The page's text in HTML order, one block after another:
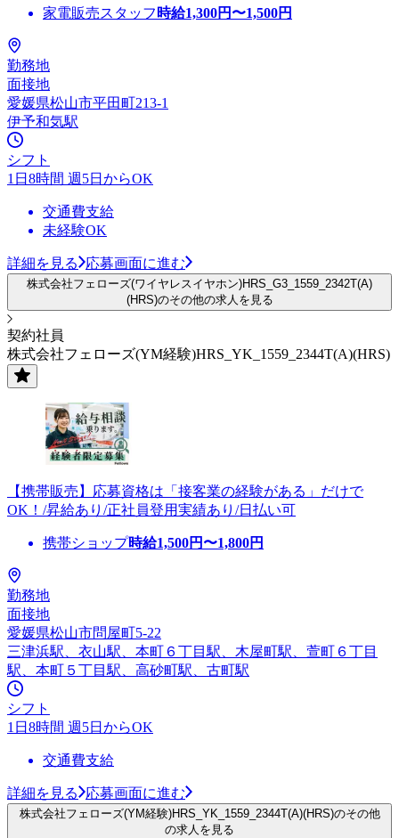
家電販売スタッフ 時給1,300円〜1,500円
勤務地
面接地
愛媛県松山市平田町213-1
伊予和気駅
シフト
1日8時間 週5日からOK
交通費支給
未経験OK
詳細を見る 応募画面に進む
株式会社フェローズ(ワイヤレスイヤホン)HRS_G3_1559_2342T(A)
(HRS)のその他の求人を見る
契約社員
株式会社フェローズ(YM経験)HRS_YK_1559_2344T(A)(HRS)
【携帯販売】応募資格は「接客業の経験がある」だけで
OK！/昇給あり/正社員登用実績あり/日払い可
携帯ショップ時給1,500円〜1,800円
勤務地
面接地
愛媛県松山市問屋町5-22
三津浜駅、衣山駅、本町６丁目駅、木屋町駅、萱町６丁目
駅、本町５丁目駅、高砂町駅、古町駅
シフト
1日8時間 週5日からOK
交通費支給
詳細を見る 応募画面に進む
株式会社フェローズ(YM経験)HRS_YK_1559_2344T(A)(HRS)のその他
の求人を見る